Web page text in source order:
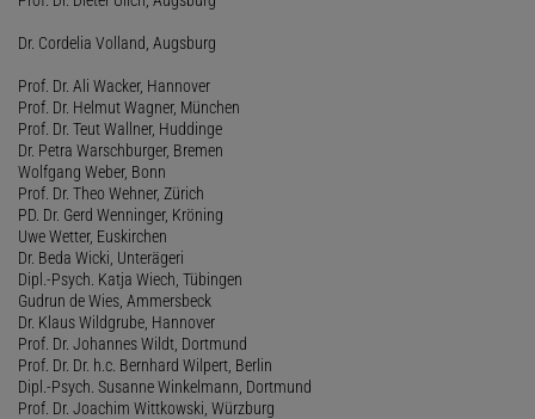
Dr. Cordelia Volland, Augsburg
Prof. Dr. Ali Wacker, Hannover
Prof. Dr. Helmut Wagner, München
Prof. Dr. Teut Wallner, Huddinge
Dr. Petra Warschburger, Bremen
Wolfgang Weber, Bonn
Prof. Dr. Theo Wehner, Zürich
PD. Dr. Gerd Wenninger, Kröning
Uwe Wetter, Euskirchen
Dr. Beda Wicki, Unterägeri
Dipl.-Psych. Katja Wiech, Tübingen
Gudrun de Wies, Ammersbeck
Dr. Klaus Wildgrube, Hannover
Prof. Dr. Johannes Wildt, Dortmund
Prof. Dr. Dr. h.c. Bernhard Wilpert, Berlin
Dipl.-Psych. Susanne Winkelmann, Dortmund
Prof. Dr. Joachim Wittkowski, Würzburg